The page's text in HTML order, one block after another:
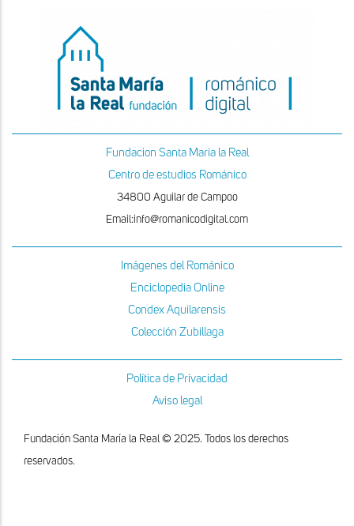
Fundacion Santa Maria la Real
Centro de estudios Románico
34800 Aguilar de Campoo
Email:info@romanicodigital.com
Imágenes del Románico
Enciclopedia Online
Condex Aquilarensis
Colección Zubillaga
Política de Privacidad
Aviso legal
Fundación Santa María la Real © 2025. Todos los derechos
reservados.